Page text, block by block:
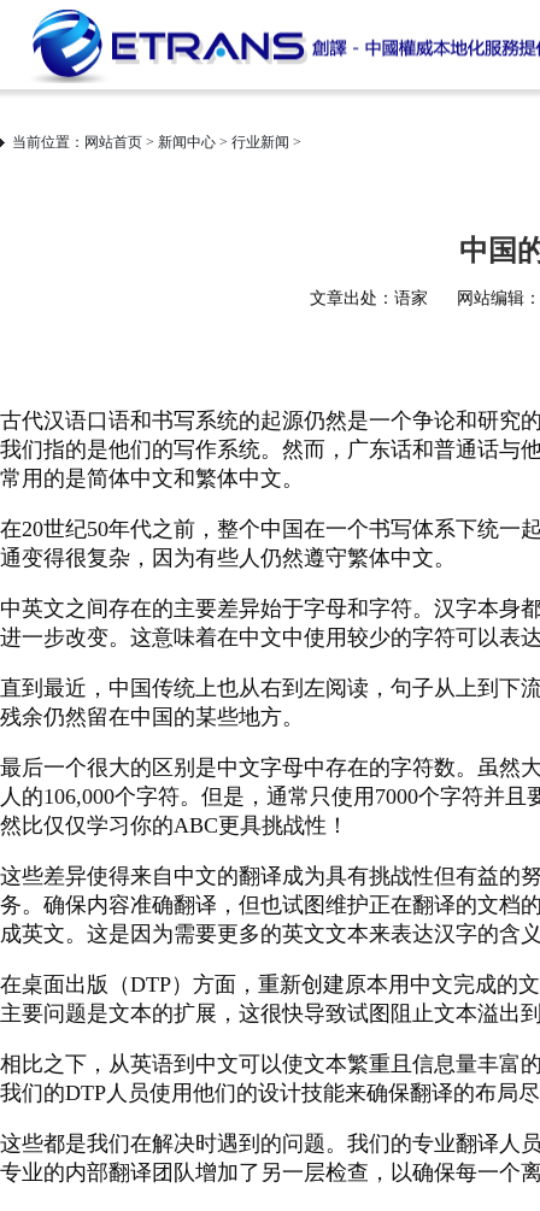
当前位置： 网站首页 > 新闻中心 > 行业新闻 >
中国
文章出处：语家 网站编辑
古代汉语口语和书写系统的起源仍然是一个争论和研究
我们指的是他们的写作系统。然而，广东话和普通话与
常用的是简体中文和繁体中文。
在20世纪50年代之前，整个中国在一个书写体系下统一
通变得很复杂，因为有些人仍然遵守繁体中文。
中英文之间存在的主要差异始于字母和字符。汉字本身
进一步改变。这意味着在中文中使用较少的字符可以表
直到最近，中国传统上也从右到左阅读，句子从上到下
残余仍然留在中国的某些地方。
最后一个很大的区别是中文字母中存在的字符数。虽然
人的106,000个字符。但是，通常只使用7000个字符并
然比仅仅学习你的ABC更具挑战性！
这些差异使得来自中文的翻译成为具有挑战性但有益的
务。确保内容准确翻译，但也试图维护正在翻译的文档
成英文。这是因为需要更多的英文文本来表达汉字的含
在桌面出版（DTP）方面，重新创建原本用中文完成的
主要问题是文本的扩展，这很快导致试图阻止文本溢出
相比之下，从英语到中文可以使文本繁重且信息量丰富
我们的DTP人员使用他们的设计技能来确保翻译的布局
这些都是我们在解决时遇到的问题。我们的专业翻译人
专业的内部翻译团队增加了另一层检查，以确保每一个